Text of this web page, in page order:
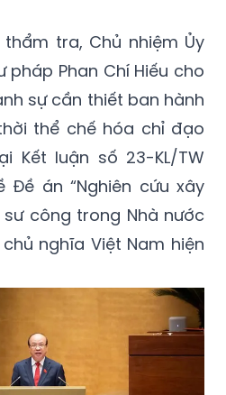
tra, Chủ nhiệm Ủy
pháp Phan Chí Hiếu cho
sự cần thiết ban hành
thể chế hóa chỉ đạo
Kết luận số 23-KL/TW
Đề án “Nghiên cứu xây
công trong Nhà nước
nghĩa Việt Nam hiện